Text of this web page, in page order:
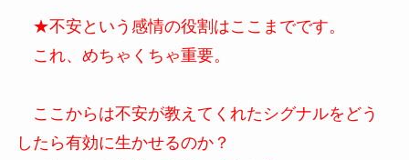
★不安という感情の役割はここまでです。
これ、めちゃくちゃ重要。
ここからは不安が教えてくれたシグナルをどう
したら有効に生かせるのか？